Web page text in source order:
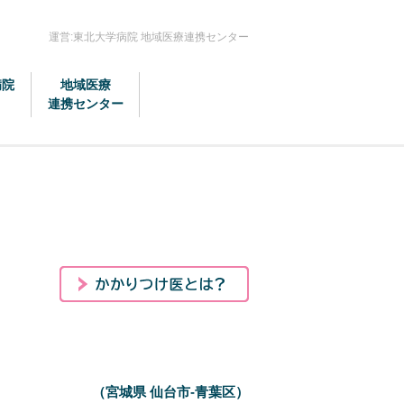
運営:東北大学病院 地域医療連携センター
地域医療
連携センター
（宮城県 仙台市-青葉区）